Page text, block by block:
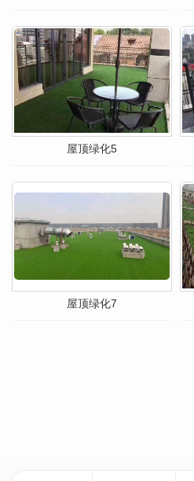
屋顶绿化5
屋顶绿化7